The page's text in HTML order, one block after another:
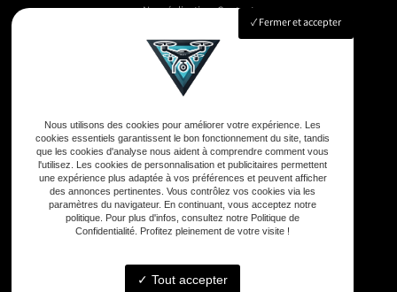
Nos réalisationsContact
Adresse
33590 Vensac
Téléphone
06 33 48 35 75
Email
Fermer et accepter
Nous utilisons des cookies pour améliorer votre expérience. Les
cookies essentiels garantissent le bon fonctionnement du site, tandis
que les cookies d'analyse nous aident à comprendre comment vous
l'utilisez. Les cookies de personnalisation et publicitaires permettent
une expérience plus adaptée à vos préférences et peuvent afficher
des annonces pertinentes. Vous contrôlez vos cookies via les
paramètres du navigateur. En continuant, vous acceptez notre
politique. Pour plus d'infos, consultez notre Politique de
Confidentialité. Profitez pleinement de votre visite !
Tout accepter